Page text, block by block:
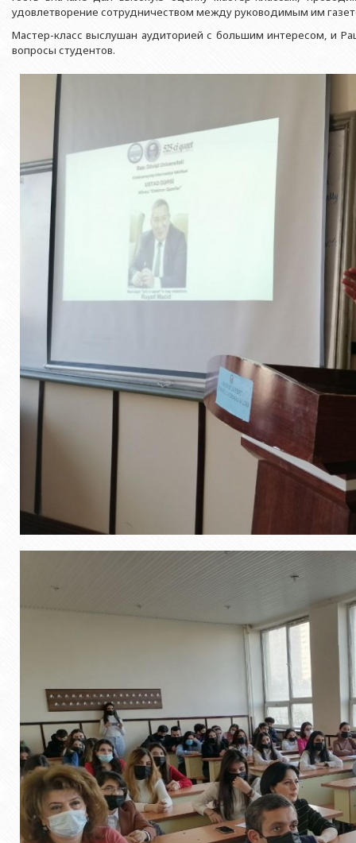
Выпускники БГУ
Почетные доктора
Перечень специальностей
Знаменательные даты в истории БГУ
Отдел протокола
Служба психологической помощи
Спортивно-оздоровительный
Университетская газета
Типография
Издательство
Филологический
Факультет
Факультет
Факультет
Факультет
Факультет Теология
Факультет
Азербайджанской
Юридическое
Юридическое
образования
Юридическое
Юридическое
и образования
удовлетворение сотрудничеством между руководимым им
Мастер-класс выслушан аудиторией с большим интересом, и
вопросы студентов.